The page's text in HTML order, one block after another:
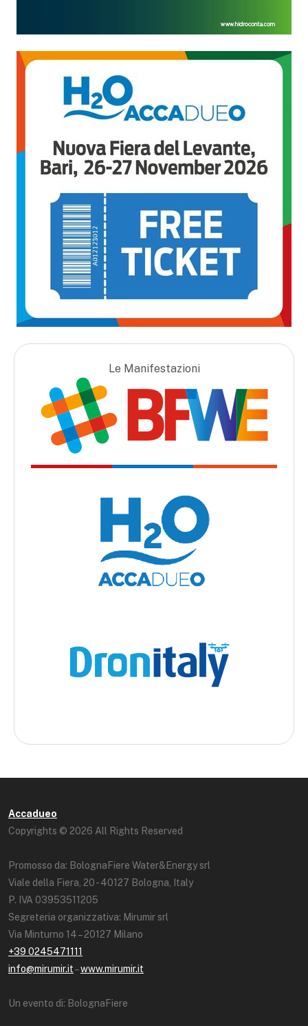
Le Manifestazioni
Accadueo
Copyrights © 2026 All Rights Reserved
Promosso da: BolognaFiere Water&Energy srl
Viale della Fiera, 20 - 40127 Bologna, Italy
P. IVA 03953511205
Segreteria organizzativa: Mirumir srl
Via Minturno 14 – 20127 Milano
+39 0245471111
info@mirumir.it–www.mirumir.it
Un evento di: BolognaFiere